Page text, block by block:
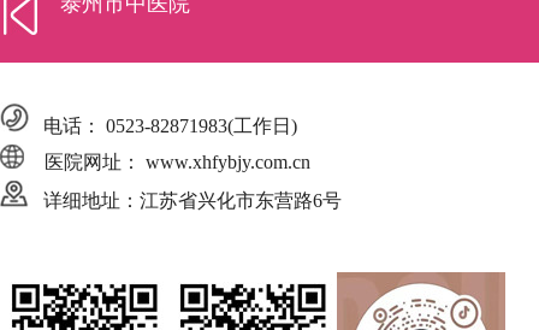
电话： 0523-82871983(工作日)
医院网址： www.xhfybjy.com.cn
详细地址：江苏省兴化市东营路6号